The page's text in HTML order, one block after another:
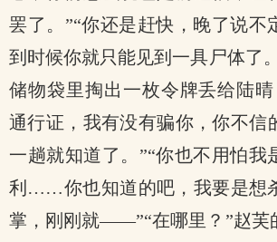
罢了。”“你还是赶快，晚了说不
到时候你就只能见到一具尸体了
储物袋里掏出一枚令牌丢给陆
通行证，我有没有骗你，你不信
一趟就知道了。”“你也不用怕我
利……你也知道的吧，我要是想
掌，刚刚就——”“在哪里？”赵芙